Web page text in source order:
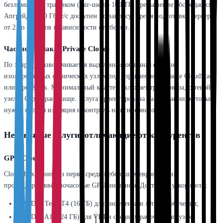
безлимитным трафиком (fair-use до 100 ТБ, превышение обсуждается).
Апгрейд до 10 Гбит/с доступен по запросу. Время подготовки сервера
от 2 до 24 часов в зависимости от сборки.
Частное облако (Private Cloud)
По запросу разворачивается выделенная облачная среда на
изолированных физических узлах под управлением Apache CloudStack
или OpenStack. Минимальный кластер включает три сервера, сетевой
узел и Ceph-хранилище. Услуга ориентирована на компании, которым
нужна полная изоляция и контроль над гипервизором.
Необычные услуги, отличающие от конкурентов
GPU Cloud
Cloud4box одним из первх среди небольших европейских
провайдеров ввёл почасовые GPU-инстансы. Доступны ускорители:
NVIDIA Tesla T4 (16 ГБ) для инференса и лёгкого обучения;
NVIDIA A10 (24 ГБ) для VDI и средних рабочих нагрузок;